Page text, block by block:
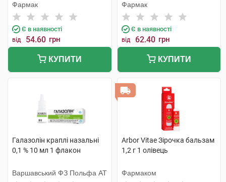
Фармак
Є в наявності
від 54.60 грн
КУПИТИ
Фармак
Є в наявності
від 62.40 грн
КУПИТИ
Галазолін краплі назальні
0,1 % 10 мл 1 флакон
Варшавський ФЗ Польфа АТ
Arbor Vitae Зірочка бальзам
1,2 г 1 олівець
Фармаком